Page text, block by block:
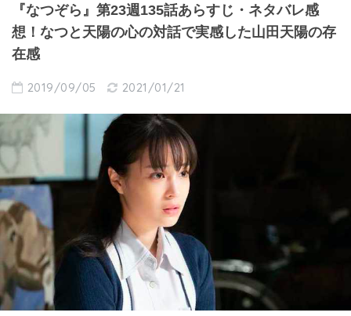
『なつぞら』第23週135話あらすじ・ネタバレ感
想！なつと天陽の心の対話で実感した山田天陽の存
在感
2019/09/05 2021/01/21